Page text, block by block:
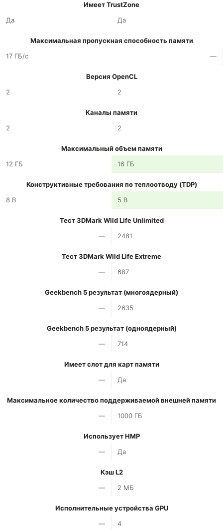
Имеет TrustZone
Да
Да
Максимальная пропускная способность памяти
17 ГБ/с
—
Версия OpenCL
2
2
Каналы памяти
2
2
Максимальный объем памяти
12 ГБ
16 ГБ
Конструктивные требования по теплоотводу (TDP)
8 В
5 В
Тест 3DMark Wild Life Unlimited
—
2481
Тест 3DMark Wild Life Extreme
—
687
Geekbench 5 результат (многоядерный)
—
2635
Geekbench 5 результат (одноядерный)
—
714
Имеет слот для карт памяти
—
Да
Максимальное количество поддерживаемой внешней памяти
—
1000 ГБ
Использует HMP
—
Да
Кэш L2
—
2 МБ
Исполнительные устройства GPU
—
4